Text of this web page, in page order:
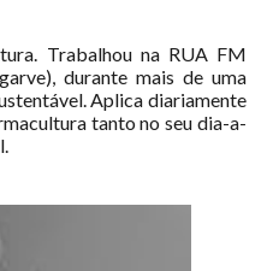
Trabalhou na RUA FM
durante mais de uma
Aplica diariamente
tanto no seu dia-a-